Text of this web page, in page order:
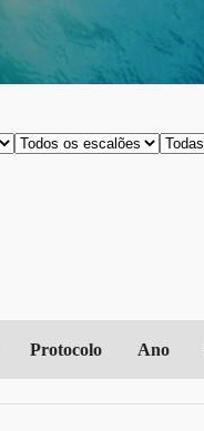
Protocolo Ano